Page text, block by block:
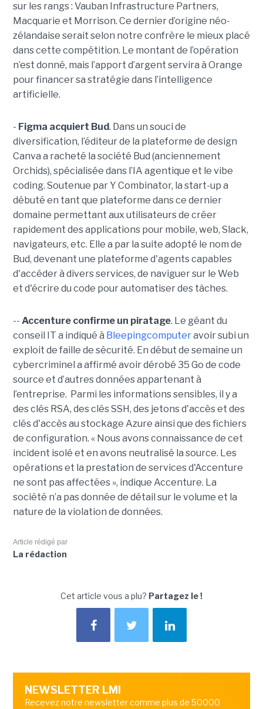
sur les rangs : Vauban Infrastructure Partners,
Macquarie et Morrison. Ce dernier d’origine néo-
zélandaise serait selon notre confrère le mieux placé
dans cette compétition. Le montant de l’opération
n’est donné, mais l’apport d’argent servira à Orange
pour financer sa stratégie dans l’intelligence
artificielle.
- Figma acquiert Bud. Dans un souci de
diversification, l’éditeur de la plateforme de design
Canva a racheté la société Bud (anciennement
Orchids), spécialisée dans l’IA agentique et le vibe
coding. Soutenue par Y Combinator, la start-up a
débuté en tant que plateforme dans ce dernier
domaine permettant aux utilisateurs de créer
rapidement des applications pour mobile, web, Slack,
navigateurs, etc. Elle a par la suite adopté le nom de
Bud, devenant une plateforme d'agents capables
d'accéder à divers services, de naviguer sur le Web
et d'écrire du code pour automatiser des tâches.
-- Accenture confirme un piratage. Le géant du
conseil IT a indiqué à Bleepingcomputeravoir subi un
exploit de faille de sécurité. En début de semaine un
cybercriminel a affirmé avoir dérobé 35 Go de code
source et d’autres données appartenant à
l’entreprise. Parmi les informations sensibles, il y a
des clés RSA, des clés SSH, des jetons d'accès et des
clés d'accès au stockage Azure ainsi que des fichiers
de configuration. « Nous avons connaissance de cet
incident isolé et en avons neutralisé la source. Les
opérations et la prestation de services d'Accenture
ne sont pas affectées », indique Accenture. La
société n’a pas donnée de détail sur le volume et la
nature de la violation de données.
Article rédigé par
La rédaction
Cet article vous a plu? Partagez le !
NEWSLETTER LMI
Recevez notre newsletter comme plus de 50000